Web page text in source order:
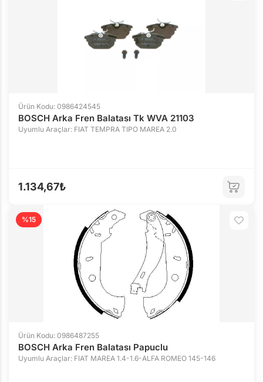
Ürün Kodu: 0986424545
BOSCH Arka Fren Balatası Tk WVA 21103
Uyumlu Araçlar: FIAT TEMPRA TIPO MAREA 2.0
1.134,67₺
%15
Ürün Kodu: 0986487255
BOSCH Arka Fren Balatası Papuclu
Uyumlu Araçlar: FIAT MAREA 1.4-1.6-ALFA ROMEO 145-146